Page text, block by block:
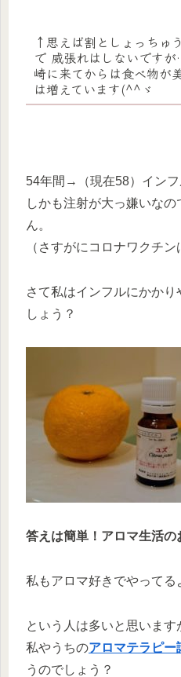
↑思えば割としょっちゅ
で 威張れはしないです
崎に来てからは食べ物が
は増えています(^^ゞ
54年間→（現在58）インフ
しかも注射が大っ嫌いな
ん。
（さすがにコロナワクチン
さて私はインフルにかか
しょう？
答えは簡単！アロマ生活の
私もアロマ好きでやってる
という人は多いと思います
私やうちのアロマテラピー
うのでしょう？